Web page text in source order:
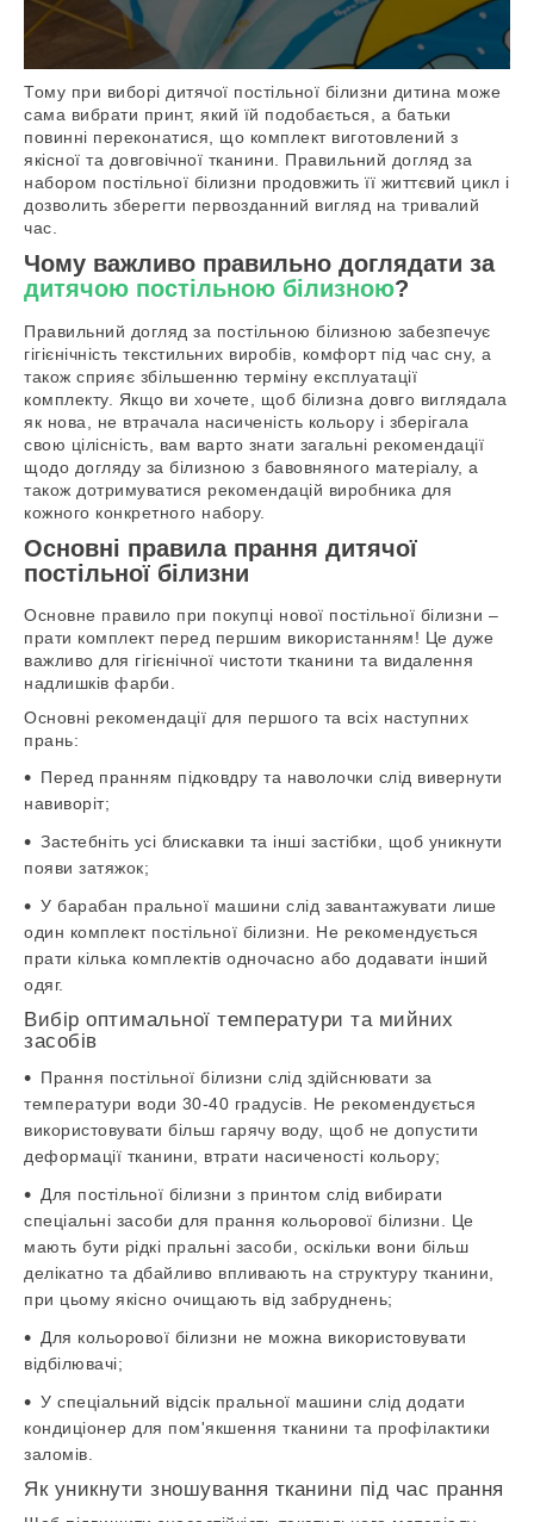
Тому при виборі дитячої постільної білизни дитина може
сама вибрати принт, який їй подобається, а батьки
повинні переконатися, що комплект виготовлений з
якісної та довговічної тканини. Правильний догляд за
набором постільної білизни продовжить її життєвий цикл і
дозволить зберегти первозданний вигляд на тривалий
час.
Чому важливо правильно доглядати за
дитячою постільною білизною?
Правильний догляд за постільною білизною забезпечує
гігієнічність текстильних виробів, комфорт під час сну, а
також сприяє збільшенню терміну експлуатації
комплекту. Якщо ви хочете, щоб білизна довго виглядала
як нова, не втрачала насиченість кольору і зберігала
свою цілісність, вам варто знати загальні рекомендації
щодо догляду за білизною з бавовняного матеріалу, а
також дотримуватися рекомендацій виробника для
кожного конкретного набору.
Основні правила прання дитячої
постільної білизни
Основне правило при покупці нової постільної білизни –
прати комплект перед першим використанням! Це дуже
важливо для гігієнічної чистоти тканини та видалення
надлишків фарби.
Основні рекомендації для першого та всіх наступних
прань:
Перед пранням підковдру та наволочки слід вивернути
навиворіт;
Застебніть усі блискавки та інші застібки, щоб уникнути
появи затяжок;
У барабан пральної машини слід завантажувати лише
один комплект постільної білизни. Не рекомендується
прати кілька комплектів одночасно або додавати інший
одяг.
Вибір оптимальної температури та мийних
засобів
Прання постільної білизни слід здійснювати за
температури води 30-40 градусів. Не рекомендується
використовувати більш гарячу воду, щоб не допустити
деформації тканини, втрати насиченості кольору;
Для постільної білизни з принтом слід вибирати
спеціальні засоби для прання кольорової білизни. Це
мають бути рідкі пральні засоби, оскільки вони більш
делікатно та дбайливо впливають на структуру тканини,
при цьому якісно очищають від забруднень;
Для кольорової білизни не можна використовувати
відбілювачі;
У спеціальний відсік пральної машини слід додати
кондиціонер для пом'якшення тканини та профілактики
заломів.
Як уникнути зношування тканини під час прання